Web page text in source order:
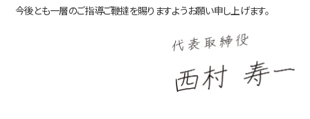
今後とも一層のご指導ご鞭撻を賜りますようお願い申し上げます。